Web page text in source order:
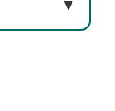
▼